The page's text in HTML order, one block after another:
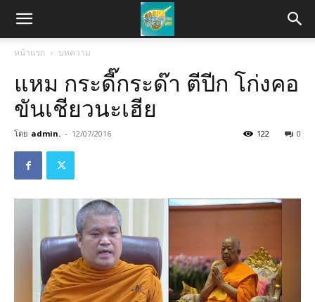
หน้าแรก บทความ
แหม กระดี๊กระด๊า ตีปีก โก่งคอ
ขันเชียวนะเฮีย
โดย admin. - 12/07/2016 0
122